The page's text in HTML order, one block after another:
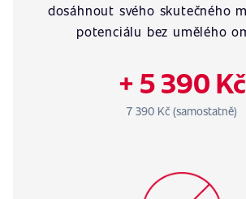
dosáhnout svého skutečného
potenciálu bez umělého
+ 5 390 Kč
7 390 Kč (samostatně)